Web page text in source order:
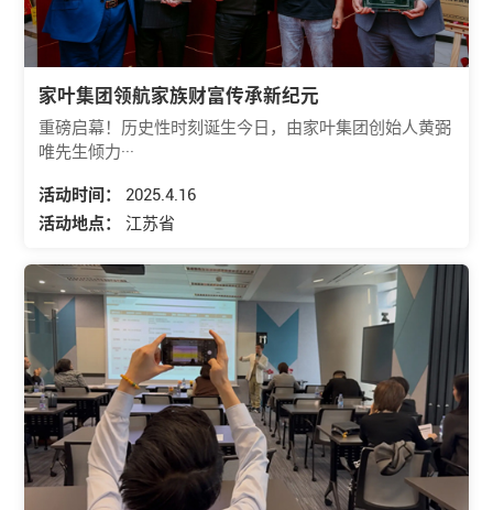
家叶集团领航家族财富传承新纪元
重磅启幕！历史性时刻诞生今日，由家叶集团创始人黄弼
唯先生倾力···
活动时间：
2025.4.16
活动地点：
江苏省